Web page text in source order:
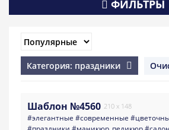
ФИЛЬТРЫ
Категория: праздники
Шаблон №4560 210 x 148
#элегантные #современные